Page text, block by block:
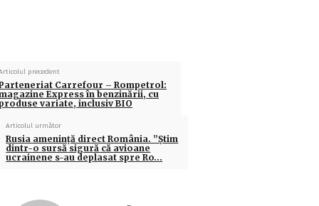
precedent
Carrefour – Rompetrol:
Express în benzinării, cu
variate, inclusiv BIO
Articolul următor
Rusia ameninţă direct România. ”Ştim
dintr-o sursă sigură că avioane
ucrainene s-au deplasat spre Ro…